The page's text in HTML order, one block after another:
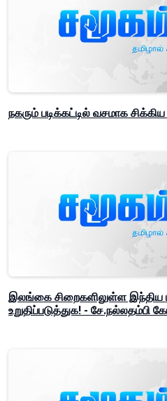
நகரும் படிக்கட்டில் வசமாக
இலங்கை சிறைகளிலுள்ள இந்திய
உறுதிப்படுத்துக! - சே.நல்லதம்பி